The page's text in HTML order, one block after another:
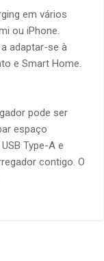
em vários
ou iPhone.
adaptar-se à
e Smart Home.
pode ser
espaço
Type-A e
contigo. O